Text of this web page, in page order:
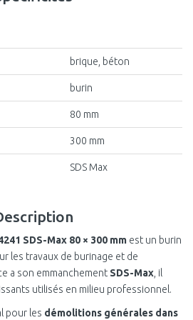
SDS-Max 80 × 300 mm est un burin
les travaux de burinage et de
a son emmanchement SDS-Max, il
utilisés en milieu professionnel.
pour les démolitions générales dans
brique, béton
burin
80 mm
300 mm
SDS Max